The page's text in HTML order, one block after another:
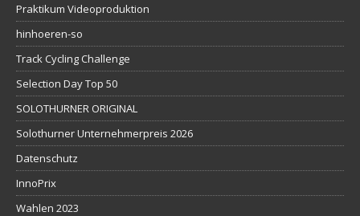
Praktikum Videoproduktion
hinhoeren-so
Track Cycling Challenge
Selection Day Top 50
SOLOTHURNER ORIGINAL
Solothurner Unternehmerpreis 2026
Datenschutz
InnoPrix
Wahlen 2023